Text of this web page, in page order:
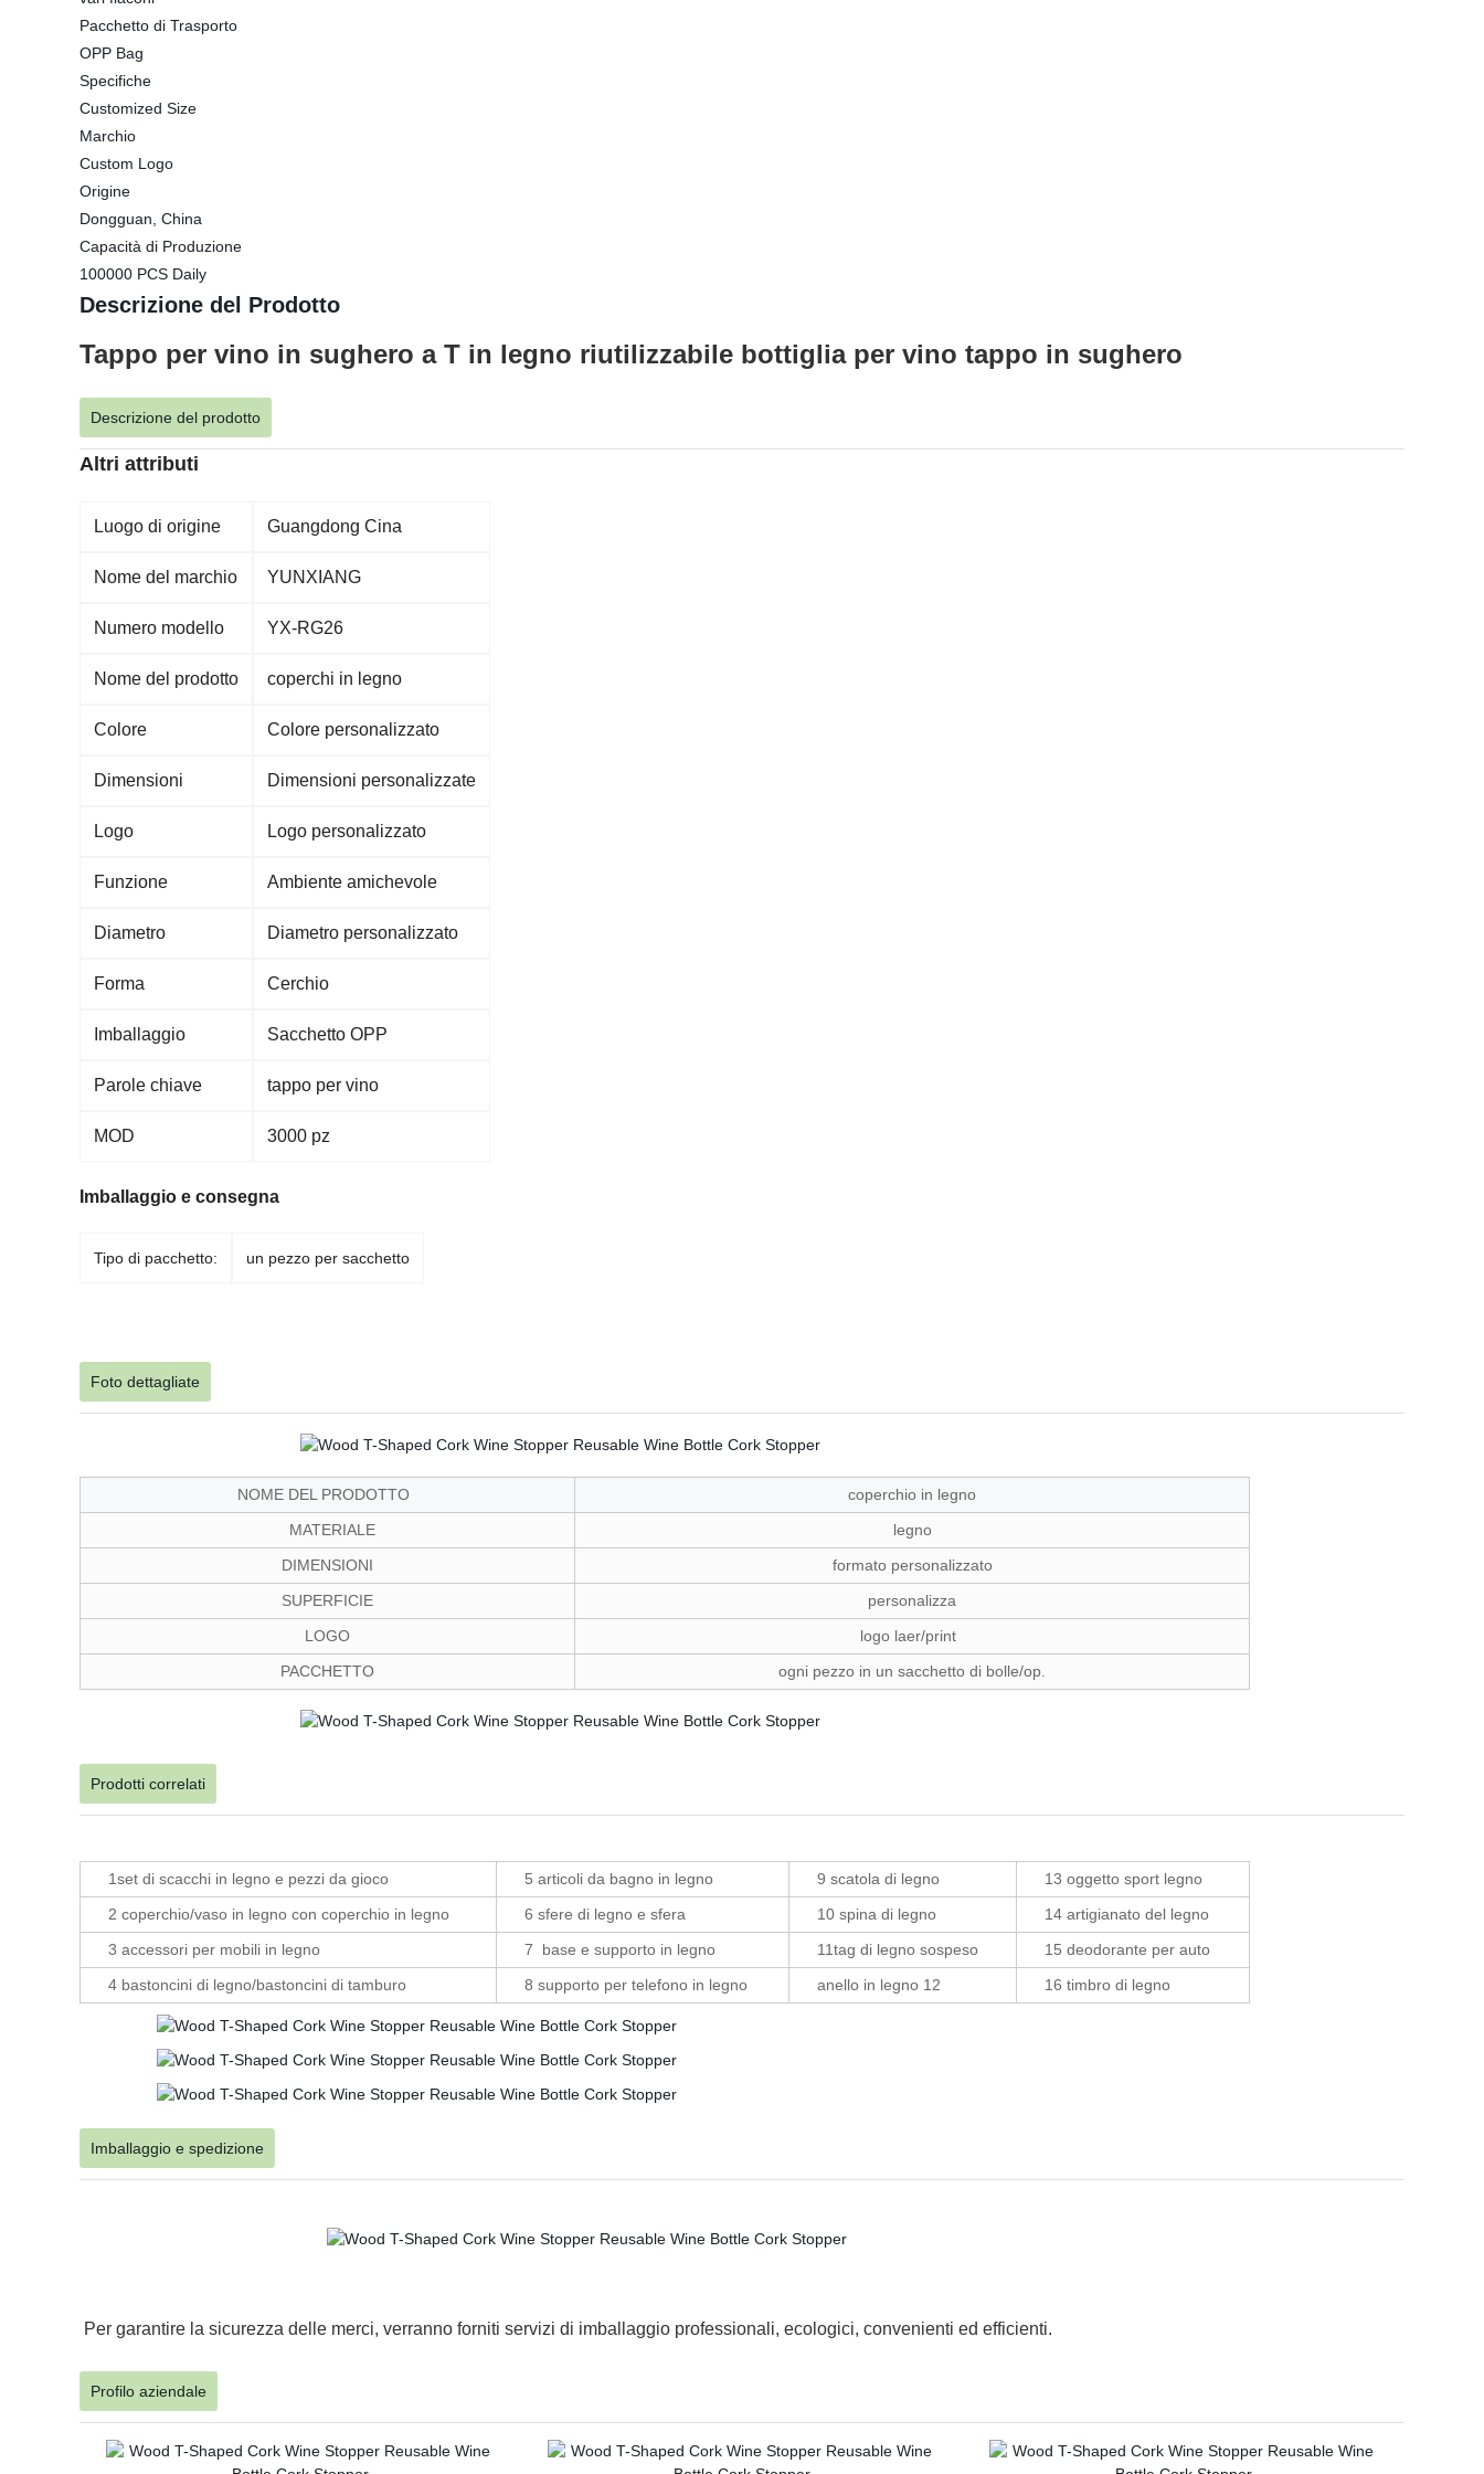
Pacchetto di Trasporto
OPP Bag
Specifiche
Customized Size
Marchio
Custom Logo
Origine
Dongguan, China
Capacità di Produzione
100000 PCS Daily
Descrizione del Prodotto
Tappo per vino in sughero a T in legno riutilizzabile bottiglia per vino tappo in sughero
Descrizione del prodotto
Altri attributi
Luogo di origine Guangdong Cina
Nome del marchio YUNXIANG
Numero modello YX-RG26
Nome del prodotto coperchi in legno
Colore Colore personalizzato
Dimensioni Dimensioni personalizzate
Logo Logo personalizzato
Funzione Ambiente amichevole
Diametro Diametro personalizzato
Forma Cerchio
Imballaggio Sacchetto OPP
Parole chiave tappo per vino
MOD 3000 pz
Imballaggio e consegna
Tipo di pacchetto: un pezzo per sacchetto
Foto dettagliate
NOME DEL PRODOTTO
coperchio in legno
MATERIALE
legno
DIMENSIONI
formato personalizzato
SUPERFICIE
personalizza
LOGO
logo laer/print
PACCHETTO
ogni pezzo in un sacchetto di bolle/op.
Prodotti correlati
1set di scacchi in legno e pezzi da gioco 5 articoli da bagno in legno 9 scatola di legno
13 oggetto sport legno
2 coperchio/vaso in legno con coperchio in legno
6 sfere di legno e sfera 10 spina di legno
14 artigianato del legno
3 accessori per mobili in legno
7 base e supporto in legno 11tag di legno sospeso
15 deodorante per auto
4 bastoncini di legno/bastoncini di tamburo
8 supporto per telefono in legno anello in legno 12 16 timbro di legno
Imballaggio e spedizione
Per garantire la sicurezza delle merci, verranno forniti servizi di imballaggio professionali, ecologici, convenienti ed efficienti.
Profilo aziendale